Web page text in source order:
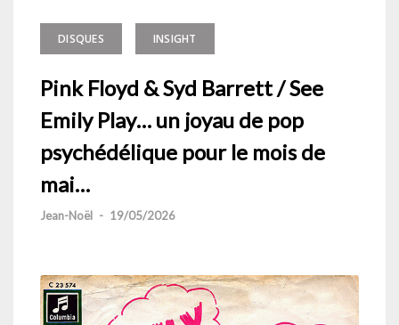
DISQUES INSIGHT
Pink Floyd & Syd Barrett / See
Emily Play… un joyau de pop
psychédélique pour le mois de
mai…
Jean-Noël - 19/05/2026